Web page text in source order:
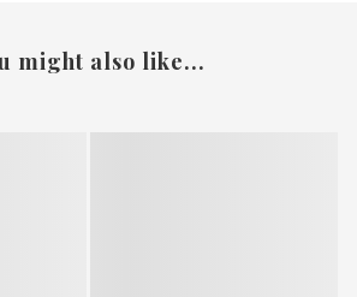
might also like...